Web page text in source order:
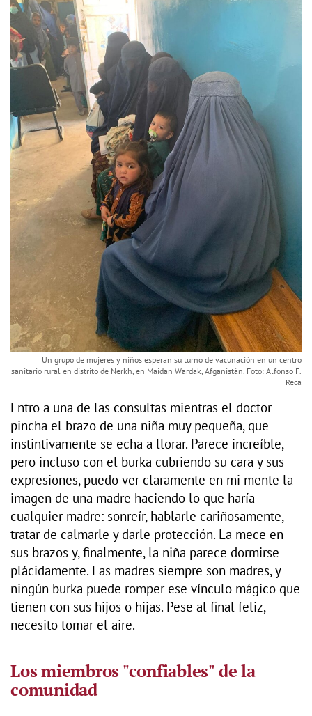
Un grupo de mujeres y niños esperan su turno de vacunación en un centro
sanitario rural en distrito de Nerkh, en Maidan Wardak, Afganistán. Foto: Alfonso F.
Reca
Entro a una de las consultas mientras el doctor
pincha el brazo de una niña muy pequeña, que
instintivamente se echa a llorar. Parece increíble,
pero incluso con el burka cubriendo su cara y sus
expresiones, puedo ver claramente en mi mente la
imagen de una madre haciendo lo que haría
cualquier madre: sonreír, hablarle cariñosamente,
tratar de calmarle y darle protección. La mece en
sus brazos y, finalmente, la niña parece dormirse
plácidamente. Las madres siempre son madres, y
ningún burka puede romper ese vínculo mágico que
tienen con sus hijos o hijas. Pese al final feliz,
necesito tomar el aire.
Los miembros "confiables" de la
comunidad